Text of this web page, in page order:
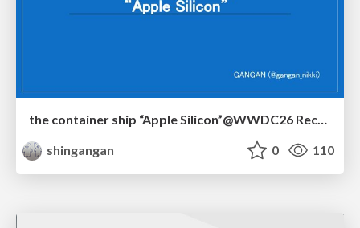
shingangan
0 110